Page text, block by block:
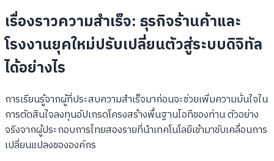
เรื่องราวความสำเร็จ: ธุรกิจร้านค้าและ
โรงงานยุคใหม่ปรับเปลี่ยนตัวสู่ระบบดิจิทัล
ได้อย่างไร
การเรียนรู้จากผู้ที่ประสบความสำเร็จมาก่อนจะช่วยเพิ่มความมั่นใจใน
การตัดสินใจลงทุนอัปเกรดโครงสร้างพื้นฐานไอทีของท่าน ตัวอย่าง
จริงจากผู้ประกอบการไทยสองรายที่นำเทคโนโลยีเข้ามาขับเคลื่อนการ
เปลี่ยนแปลงขององค์กร